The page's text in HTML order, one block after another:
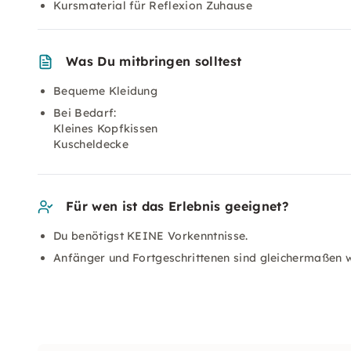
Kursmaterial für Reflexion Zuhause
Was Du mitbringen solltest
Bequeme Kleidung
Bei Bedarf:
Kleines Kopfkissen
Kuscheldecke
Für wen ist das Erlebnis geeignet?
Du benötigst KEINE Vorkenntnisse.
Anfänger und Fortgeschrittenen sind gleichermaßen